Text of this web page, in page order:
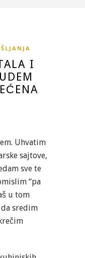
I
Uhvatim
sajtove,
sve te
“pa
u tom
sredim